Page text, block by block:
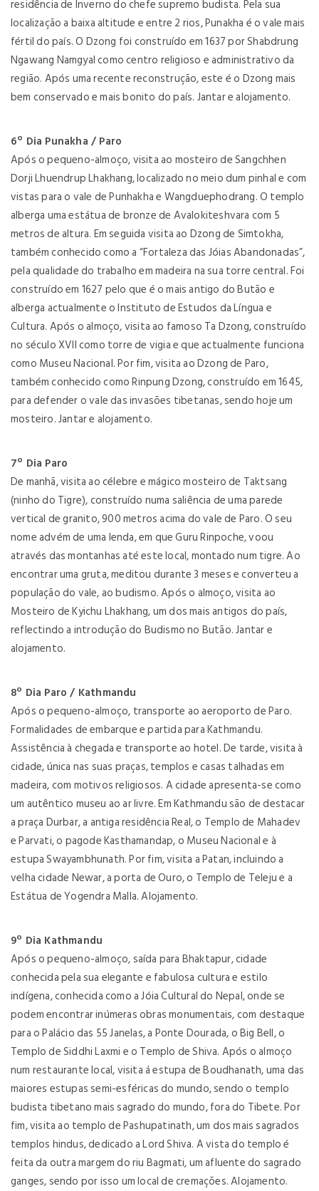
residência de Inverno do chefe supremo budista. Pela sua
localização a baixa altitude e entre 2 rios, Punakha é o vale mais
fértil do país. O Dzong foi construído em 1637 por Shabdrung
Ngawang Namgyal como centro religioso e administrativo da
região. Após uma recente reconstrução, este é o Dzong mais
bem conservado e mais bonito do país. Jantar e alojamento.
6º Dia Punakha / Paro
Após o pequeno-almoço, visita ao mosteiro de Sangchhen
Dorji Lhuendrup Lhakhang, localizado no meio dum pinhal e com
vistas para o vale de Punhakha e Wangduephodrang. O templo
alberga uma estátua de bronze de Avalokiteshvara com 5
metros de altura. Em seguida visita ao Dzong de Simtokha,
também conhecido como a “Fortaleza das Jóias Abandonadas”,
pela qualidade do trabalho em madeira na sua torre central. Foi
construído em 1627 pelo que é o mais antigo do Butão e
alberga actualmente o Instituto de Estudos da Língua e
Cultura. Após o almoço, visita ao famoso Ta Dzong, construído
no século XVII como torre de vigia e que actualmente funciona
como Museu Nacional. Por fim, visita ao Dzong de Paro,
também conhecido como Rinpung Dzong, construído em 1645,
para defender o vale das invasões tibetanas, sendo hoje um
mosteiro. Jantar e alojamento.
7º Dia Paro
De manhã, visita ao célebre e mágico mosteiro de Taktsang
(ninho do Tigre), construído numa saliência de uma parede
vertical de granito, 900 metros acima do vale de Paro. O seu
nome advém de uma lenda, em que Guru Rinpoche, voou
através das montanhas até este local, montado num tigre. Ao
encontrar uma gruta, meditou durante 3 meses e converteu a
população do vale, ao budismo. Após o almoço, visita ao
Mosteiro de Kyichu Lhakhang, um dos mais antigos do país,
reflectindo a introdução do Budismo no Butão. Jantar e
alojamento.
8º Dia Paro / Kathmandu
Após o pequeno-almoço, transporte ao aeroporto de Paro.
Formalidades de embarque e partida para Kathmandu.
Assistência à chegada e transporte ao hotel. De tarde, visita à
cidade, única nas suas praças, templos e casas talhadas em
madeira, com motivos religiosos. A cidade apresenta-se como
um autêntico museu ao ar livre. Em Kathmandu são de destacar
a praça Durbar, a antiga residência Real, o Templo de Mahadev
e Parvati, o pagode Kasthamandap, o Museu Nacional e à
estupa Swayambhunath. Por fim, visita a Patan, incluindo a
velha cidade Newar, a porta de Ouro, o Templo de Teleju e a
Estátua de Yogendra Malla. Alojamento.
9º Dia Kathmandu
Após o pequeno-almoço, saída para Bhaktapur, cidade
conhecida pela sua elegante e fabulosa cultura e estilo
indígena, conhecida como a Jóia Cultural do Nepal, onde se
podem encontrar inúmeras obras monumentais, com destaque
para o Palácio das 55 Janelas, a Ponte Dourada, o Big Bell, o
Templo de Siddhi Laxmi e o Templo de Shiva. Após o almoço
num restaurante local, visita á estupa de Boudhanath, uma das
maiores estupas semi-esféricas do mundo, sendo o templo
budista tibetano mais sagrado do mundo, fora do Tibete. Por
fim, visita ao templo de Pashupatinath, um dos mais sagrados
templos hindus, dedicado a Lord Shiva. A vista do templo é
feita da outra margem do riu Bagmati, um afluente do sagrado
ganges, sendo por isso um local de cremações. Alojamento.